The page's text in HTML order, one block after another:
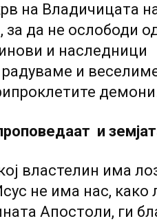
на Владичицата
за да не ослободи
и наследници
и
и
властелин има
не има нас, како
Апостоли, ги